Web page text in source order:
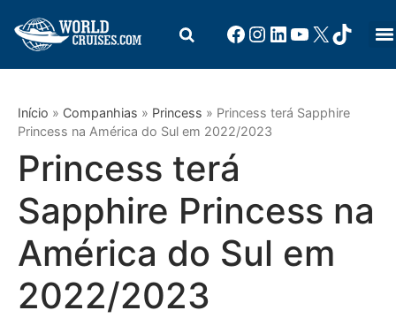
Início » Companhias » Princess » Princess terá Sapphire
Princess na América do Sul em 2022/2023
Princess terá
Sapphire Princess na
América do Sul em
2022/2023